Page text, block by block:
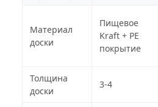
Материал
доски
Пищевое
Kraft + PE
покрытие
Толщина
доски
3-4